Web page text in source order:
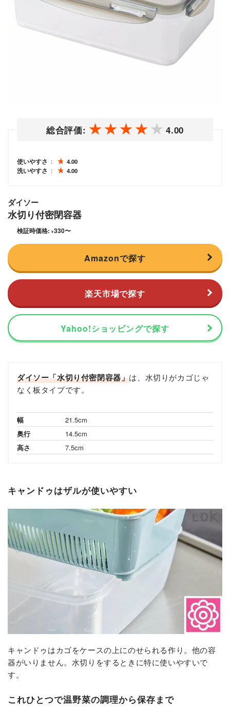
総合評価: 4.00
使いやすさ
4.00
洗いやすさ
4.00
ダイソー
水切り付密閉容器
検証時価格: ¥330〜
Amazonで探す
楽天市場で探す
Yahoo!ショッピングで探す
ダイソー「水切り付密閉容器」は、水切りがカゴじゃ
なく板タイプです。
幅
21.5cm
奥行
14.5cm
高さ
7.5cm
キャンドゥはザルが使いやすい
キャンドゥはカゴをケースの上にのせられる作り。他の容
器がいりません。水切りをするときに特に使いやすいで
す。
これひとつで温野菜の調理から保存まで